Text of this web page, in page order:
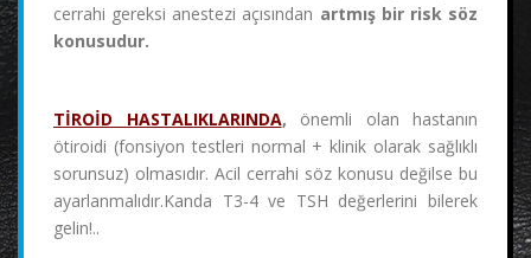
cerrahi gereksi anestezi açısından artmış bir risk söz
konusudur.
TİROİD HASTALIKLARINDA, önemli olan hastanın
ötiroidi (fonsiyon testleri normal + klinik olarak sağlıklı
sorunsuz) olmasıdır. Acil cerrahi söz konusu değilse bu
ayarlanmalıdır.Kanda T3-4 ve TSH değerlerini bilerek
gelin!..